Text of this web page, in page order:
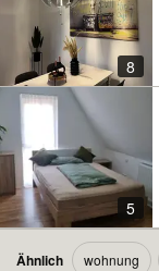
8
5
Ähnlich wohnung